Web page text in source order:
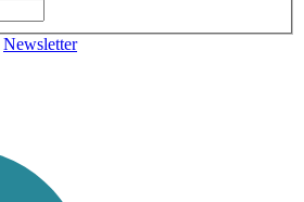
Newsletter